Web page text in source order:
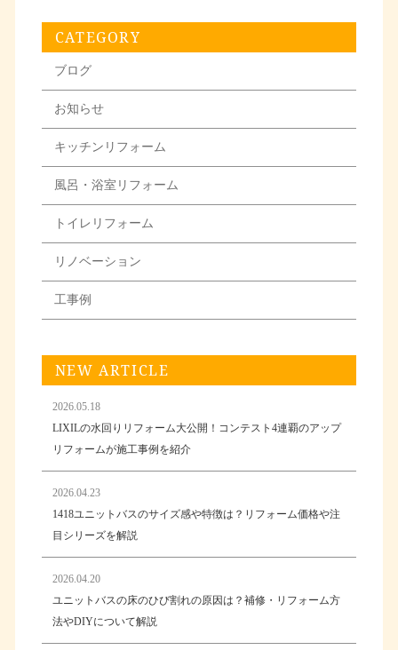
CATEGORY
ブログ
お知らせ
キッチンリフォーム
風呂・浴室リフォーム
トイレリフォーム
リノベーション
工事例
NEW ARTICLE
2026.05.18
LIXILの水回りリフォーム大公開！コンテスト4連覇のアップ
リフォームが施工事例を紹介
2026.04.23
1418ユニットバスのサイズ感や特徴は？リフォーム価格や注
目シリーズを解説
2026.04.20
ユニットバスの床のひび割れの原因は？補修・リフォーム方
法やDIYについて解説